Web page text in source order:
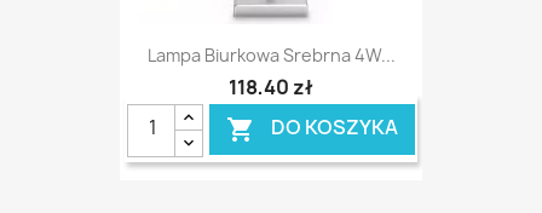
Lampa Biurkowa Srebrna 4W...
118,40 zł
 DO KOSZYKA